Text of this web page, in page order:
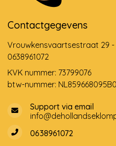
Contactgegevens
Vrouwkensvaartsestraat 29 -
0638961072
KVK nummer: 73799076
btw-nummer:
Support via email
0638961072